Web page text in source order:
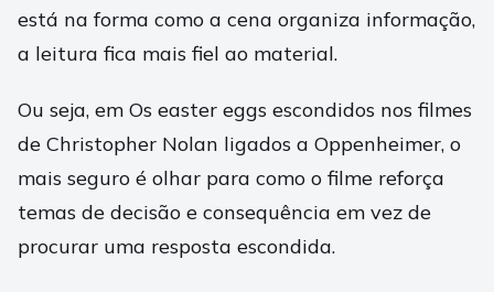
está na forma como a cena organiza informação,
a leitura fica mais fiel ao material.
Ou seja, em Os easter eggs escondidos nos filmes
de Christopher Nolan ligados a Oppenheimer, o
mais seguro é olhar para como o filme reforça
temas de decisão e consequência em vez de
procurar uma resposta escondida.